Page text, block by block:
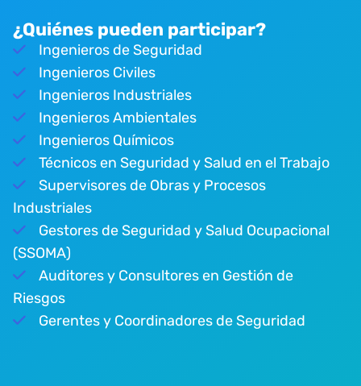
¿Quiénes pueden participar?
Ingenieros de Seguridad
Ingenieros Civiles
Ingenieros Industriales
Ingenieros Ambientales
Ingenieros Químicos
Técnicos en Seguridad y Salud en el Trabajo
Supervisores de Obras y Procesos
Industriales
Gestores de Seguridad y Salud Ocupacional
(SSOMA)
Auditores y Consultores en Gestión de
Riesgos
Gerentes y Coordinadores de Seguridad